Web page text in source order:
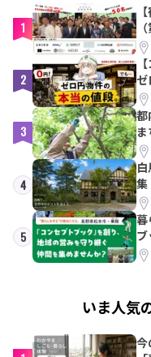
1
2
ゼ
3
都
4
集
5
暮
いま人気
今